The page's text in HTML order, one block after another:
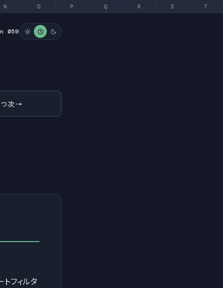
N O P Q R S T
059
次→
フィルタ